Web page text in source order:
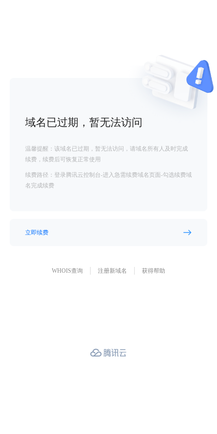
域名已过期，暂无法访问
温馨提醒：该域名已过期，暂无法访问，请域名所有人及时完成
续费，续费后可恢复正常使用
续费路径：登录腾讯云控制台-进入急需续费域名页面-勾选续费域
名完成续费
立即续费
WHOIS查询 注册新域名 获得帮助